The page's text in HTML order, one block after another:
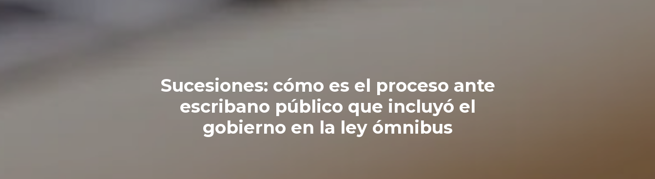
Sucesiones: cómo es el proceso ante
escribano público que incluyó el
gobierno en la ley ómnibus